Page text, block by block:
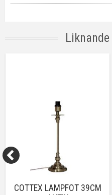
Anpassad för
COTTEX LAMPFOT 39CM